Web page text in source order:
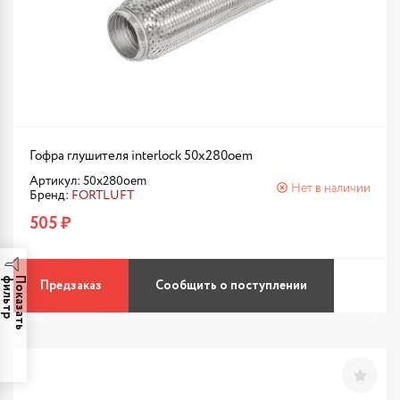
П
о
к
а
з
а
т
ь
ф
и
л
ь
т
Гофра глушителя interlock 50x280oem
Артикул: 50x280oem
Бренд: FORTLUFT
Нет в наличии
505 ₽
Предзаказ Сообщить о поступлении